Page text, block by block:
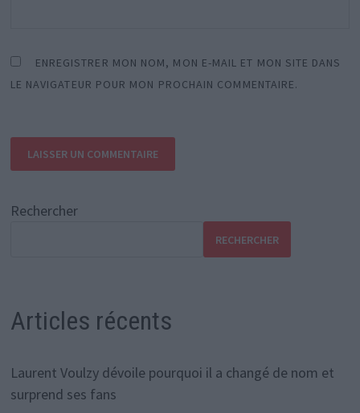
ENREGISTRER MON NOM, MON E-MAIL ET MON SITE DANS
LE NAVIGATEUR POUR MON PROCHAIN COMMENTAIRE.
Rechercher
RECHERCHER
Articles récents
Laurent Voulzy dévoile pourquoi il a changé de nom et
surprend ses fans